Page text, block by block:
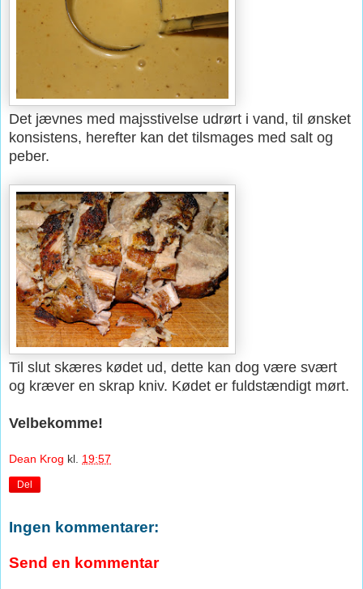
Det jævnes med majsstivelse udrørt i vand, til ønsket
konsistens, herefter kan det tilsmages med salt og
peber.
Til slut skæres kødet ud, dette kan dog være svært
og kræver en skrap kniv. Kødet er fuldstændigt mørt.
Velbekomme!
Dean Krog kl. 19:57
Del
Ingen kommentarer:
Send en kommentar